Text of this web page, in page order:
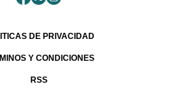
DE PRIVACIDAD
Y CONDICIONES
RSS